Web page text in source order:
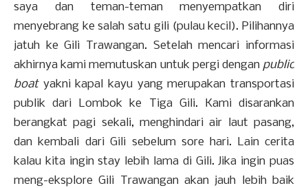
saya dan teman-teman menyempatkan diri
menyebrang ke salah satu gili (pulau kecil). Pilihannya
jatuh ke Gili Trawangan. Setelah mencari informasi
akhirnya kami memutuskan untuk pergi dengan public
boatyakni kapal kayu yang merupakan transportasi
publik dari Lombok ke Tiga Gili. Kami disarankan
berangkat pagi sekali, menghindari air laut pasang,
dan kembali dari Gili sebelum sore hari. Lain cerita
kalau kita ingin stay lebih lama di Gili. Jika ingin puas
meng-eksplore Gili Trawangan akan jauh lebih baik